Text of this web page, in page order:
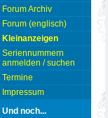
Forum Archiv
Forum (englisch)
Kleinanzeigen
Seriennummern
anmelden / suchen
Termine
Impressum
Und noch...